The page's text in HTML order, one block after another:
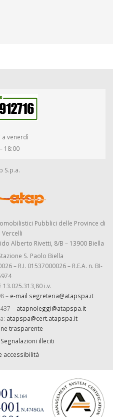
a venerdì
18:00
S.p.a.
Pubblici delle Province di
Vercelli
Alberto Rivetti, 8/B – 13900 Biella
S. Paolo Biella
– R.I. 01537000026 – R.E.A. n. BI-
13.025.313,80 i.v.
– e-mail segreteria@atapspa.it
– atapnoleggi@atapspa.it
atapspa@cert.atapspa.it
trasparente
Segnalazioni illeciti
accessibilità